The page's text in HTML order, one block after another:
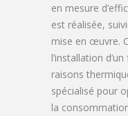
en mesure
est réalisée,
mise en œuvre.
l’installation
raisons
spécialisé pour
la